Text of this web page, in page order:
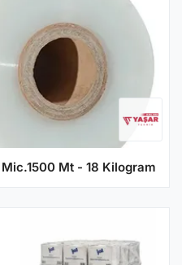
Mt - 18 Kilogram